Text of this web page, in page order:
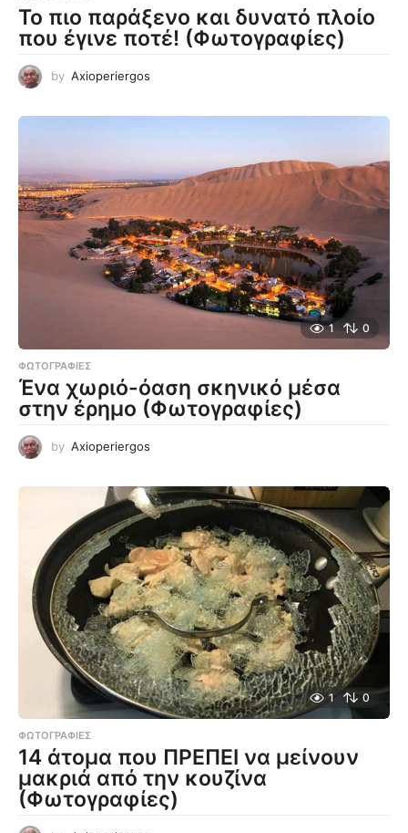
Το πιο παράξενο και δυνατό πλοίο
που έγινε ποτέ! (Φωτογραφίες)
by Axioperiergos
1 0
ΦΩΤΟΓΡΑΦΊΕΣ
Ένα χωριό-όαση σκηνικό μέσα
στην έρημο (Φωτογραφίες)
by Axioperiergos
1 0
ΦΩΤΟΓΡΑΦΊΕΣ
14 άτομα που ΠΡΕΠΕΙ να μείνουν
μακριά από την κουζίνα
(Φωτογραφίες)